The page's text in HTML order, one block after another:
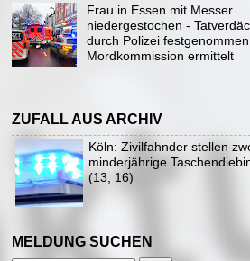
Frau in Essen mit Messer
niedergestochen -
durch Polizei
Mordkommission ermittelt
ZUFALL AUS ARCHIV
Köln: Zivilfahnder stellen
minderjährige
(13, 16)
MELDUNG SUCHEN